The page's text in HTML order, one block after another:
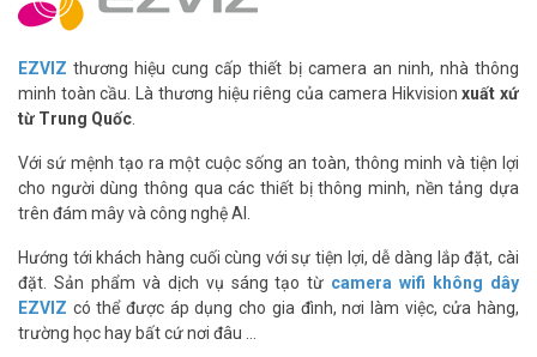
Camera thông minh Ezviz C6T HD1080P tích hợp module RF – hỗ
trợ các cảm biến báo động không dây của EZVIZ
>> Xem thêm:Camera Wifi EZVIZ C6T 1080Ptích hợp báo
động
Thông số kỹ thuật camera Wifi Ezviz C6T
1080P có RF
– Camera wifi quay quét đa năng 2 MegaPixel – Hỗ trợ theo dõi
chuyển động thông minh.
EZVIZ thương hiệu cung cấp thiết bị camera an ninh, nhà thông
minh toàn cầu. Là thương hiệu riêng của camera Hikvisionxuất xứ
từ Trung Quốc
Với sứ mệnh tạo ra một cuộc sống an toàn, thông minh và tiện lợi
cho người dùng thông qua các thiết bị thông minh, nền tảng dựa
trên đám mây và công nghệ AI.
Hướng tới khách hàng cuối cùng với sự tiện lợi, dễ dàng lắp đặt, cài
đặt. Sản phẩm và dịch vụ sáng tạo từ camera wifi không dây
EZVIZ có thể được áp dụng cho gia đình, nơi làm việc, cửa hàng,
trường học hay bất cứ nơi đâu …